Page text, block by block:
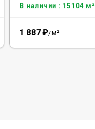
В наличии : 15104 м²
1 887₽/м²